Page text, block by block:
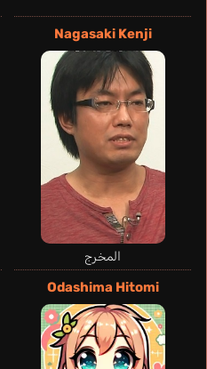
Nagasaki Kenji
المخرج
Odashima Hitomi
Briner
إنجليزي
Sebastián
إسباني
Suwabe Junichi